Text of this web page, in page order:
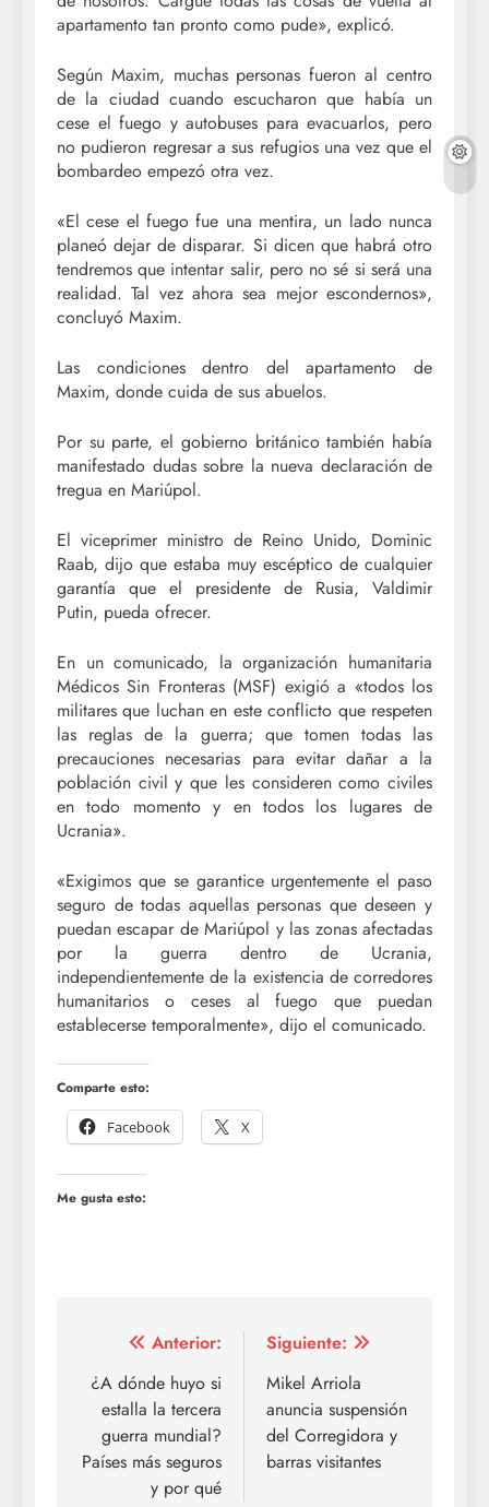
apartamento tan pronto como pude», explicó.
Según Maxim, muchas personas fueron al centro
de la ciudad cuando escucharon que había un
cese el fuego y autobuses para evacuarlos, pero
no pudieron regresar a sus refugios una vez que el
bombardeo empezó otra vez.
«El cese el fuego fue una mentira, un lado nunca
planeó dejar de disparar. Si dicen que habrá otro
tendremos que intentar salir, pero no sé si será una
realidad. Tal vez ahora sea mejor escondernos»,
concluyó Maxim.
Las condiciones dentro del apartamento de
Maxim, donde cuida de sus abuelos.
Por su parte, el gobierno británico también había
manifestado dudas sobre la nueva declaración de
tregua en Mariúpol.
El viceprimer ministro de Reino Unido, Dominic
Raab, dijo que estaba muy escéptico de cualquier
garantía que el presidente de Rusia, Valdimir
Putin, pueda ofrecer.
En un comunicado, la organización humanitaria
Médicos Sin Fronteras (MSF) exigió a «todos los
militares que luchan en este conflicto que respeten
las reglas de la guerra; que tomen todas las
precauciones necesarias para evitar dañar a la
población civil y que les consideren como civiles
en todo momento y en todos los lugares de
Ucrania».
«Exigimos que se garantice urgentemente el paso
seguro de todas aquellas personas que deseen y
puedan escapar de Mariúpol y las zonas afectadas
por la guerra dentro de Ucrania,
independientemente de la existencia de corredores
humanitarios o ceses al fuego que puedan
establecerse temporalmente», dijo el comunicado.
Comparte esto:
Facebook
X
Me gusta esto:
Navegación
de
entradas
Anterior:
¿A dónde huyo si
estalla la tercera
guerra mundial?
Países más seguros
y por qué
Siguiente:
Mikel Arriola
anuncia suspensión
del Corregidora y
barras visitantes